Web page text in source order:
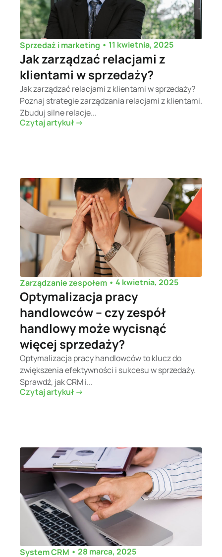
Sprzedaż i marketing • 11 kwietnia, 2025
Jak zarządzać relacjami z
klientami w sprzedaży?
Jak zarządzać relacjami z klientami w sprzedaży?
Poznaj strategie zarządzania relacjami z klientami.
Zbuduj silne relacje...
Czytaj artykuł ->
Zarządzanie zespołem • 4 kwietnia, 2025
Optymalizacja pracy
handlowców – czy zespół
handlowy może wycisnąć
więcej sprzedaży?
Optymalizacja pracy handlowców to klucz do
zwiększenia efektywności i sukcesu w sprzedaży.
Sprawdź, jak CRM i...
Czytaj artykuł ->
System CRM • 28 marca, 2025